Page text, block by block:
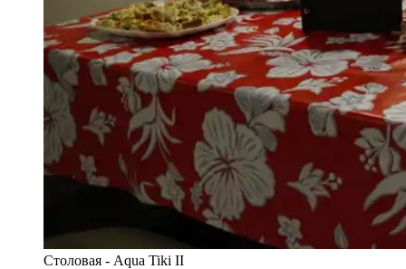
Столовая - Aqua Tiki II